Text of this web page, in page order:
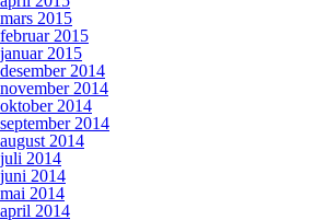
mars 2015
februar 2015
januar 2015
desember 2014
november 2014
oktober 2014
september 2014
august 2014
juli 2014
juni 2014
mai 2014
april 2014